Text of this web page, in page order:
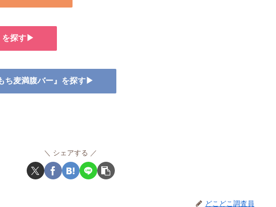
を探す▶
ち麦満腹バー』を探す▶
シェアする
どこどこ調査員